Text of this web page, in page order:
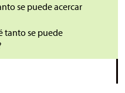
se puede acercar
tanto se puede